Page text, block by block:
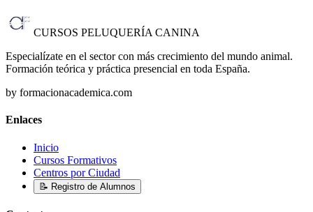
CURSOS PELUQUERÍA CANINA
Especialízate en el sector con más crecimiento del mundo animal.
Formación teórica y práctica presencial en toda España.
by formacionacademica.com
Enlaces
Inicio
Cursos Formativos
Centros por Ciudad
📝 Registro de Alumnos